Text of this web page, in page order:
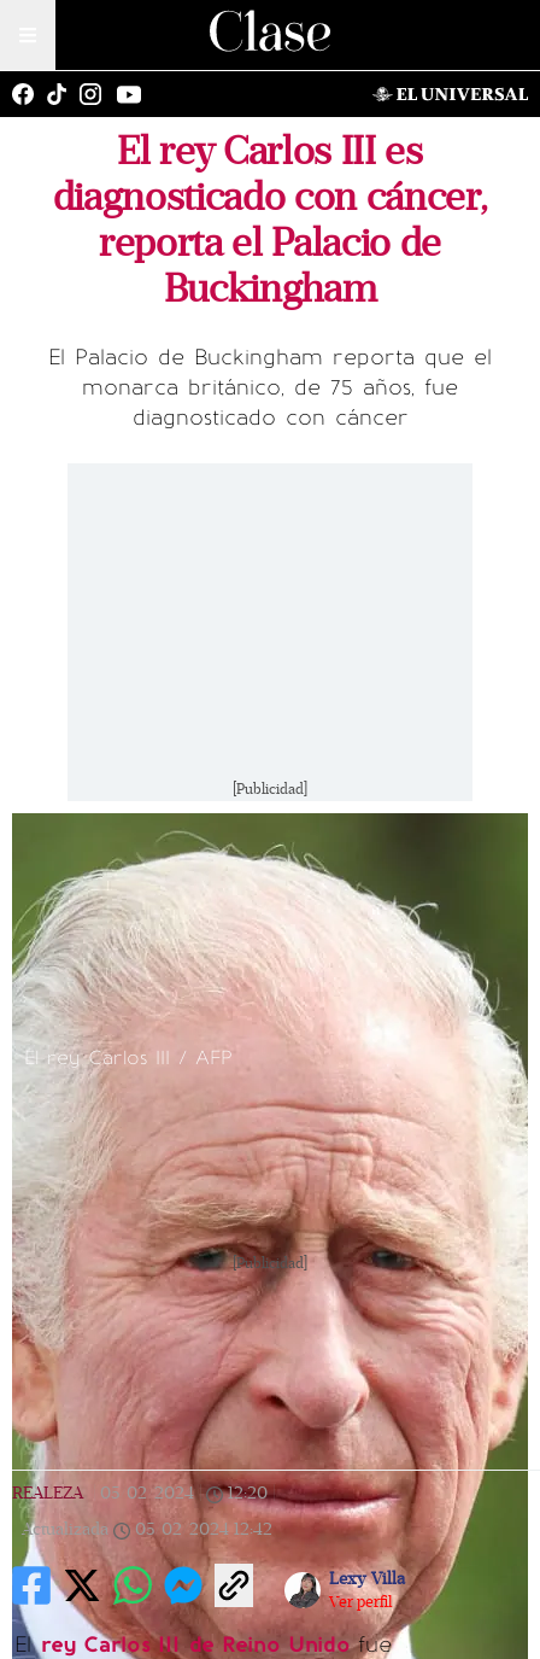
El rey Carlos III es
diagnosticado con cáncer,
reporta el Palacio de
Buckingham
El Palacio de Buckingham reporta que el
monarca británico, de 75 años, fue
diagnosticado con cáncer
[Publicidad]
El rey Carlos III / AFP
[Publicidad]
REALEZA 05/02/2024 | 12:20 |
Actualizada
05/02/2024 12:42
Lexy Villa
Ver perfil
Elrey Carlos III de Reino Unidofue